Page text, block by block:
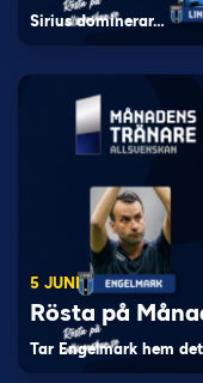
Sirius dominerar…
5 JUNI
Rösta på
Tar Engelmark hem